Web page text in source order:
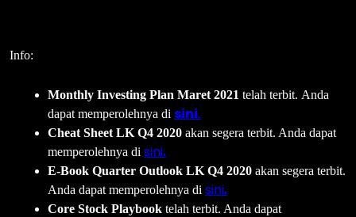
Info:
Monthly Investing Plan Maret 2021 telah terbit. Anda
dapat memperolehnya di sini.
Cheat Sheet LK Q4 2020 akan segera terbit. Anda dapat
memperolehnya di sini.
E-Book Quarter Outlook LK Q4 2020 akan segera terbit.
Anda dapat memperolehnya di sini.
Core Stock Playbook telah terbit. Anda dapat